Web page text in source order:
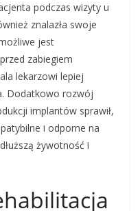
podczas wizyty u
znalazła swoje
jest
zabiegiem
lekarzowi lepiej
Dodatkowo rozwój
implantów sprawił,
i odporne na
żywotność i